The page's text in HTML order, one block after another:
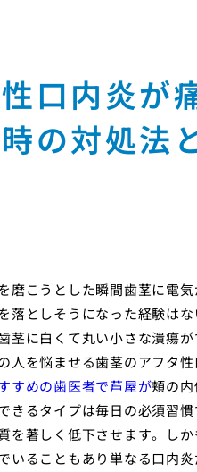
口内炎が
の対処法
磨こうとした瞬間歯茎に電
落としそうになった経験は
茎に白くて丸い小さな潰瘍
人を悩ませる歯茎のアフタ性
すめの歯医者で芦屋が頬の
きるタイプは毎日の必須習
を著しく低下させます。し
いることもあり単なる口内